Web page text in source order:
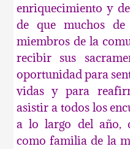
enriquecimiento y
de que muchos de
miembros de la
recibir sus
oportunidad para
vidas y para
asistir a todos los
a lo largo del año,
como familia de la